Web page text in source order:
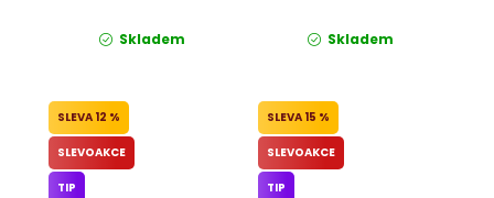
Skladem Skladem
12 %
SLEVOAKCE
TIP
15 %
SLEVOAKCE
TIP